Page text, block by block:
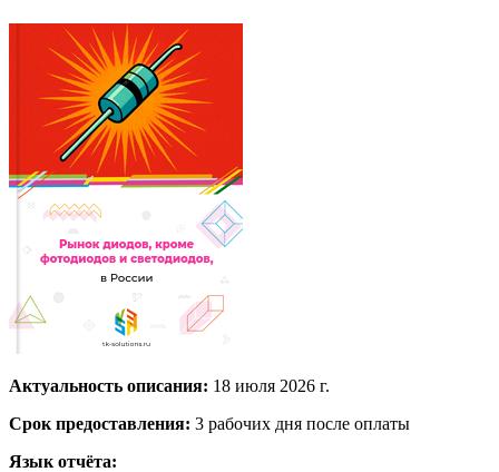
Актуальность описания: 18 июля 2026 г.
Срок предоставления: 3 рабочих дня после оплаты
Язык отчёта: